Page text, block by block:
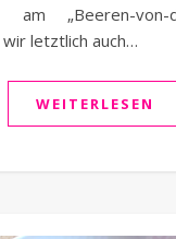
„Beeren-von-
wir letztlich auch…
WEITERLESEN